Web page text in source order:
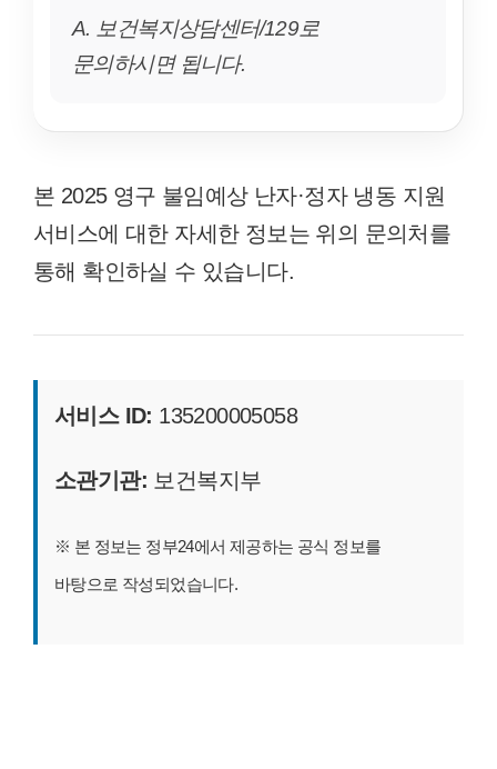
A. 보건복지상담센터/129로
문의하시면 됩니다.
본 2025 영구 불임예상 난자·정자 냉동 지원
서비스에 대한 자세한 정보는 위의 문의처를
통해 확인하실 수 있습니다.
서비스 ID: 135200005058
소관기관: 보건복지부
※ 본 정보는 정부24에서 제공하는 공식 정보를
바탕으로 작성되었습니다.